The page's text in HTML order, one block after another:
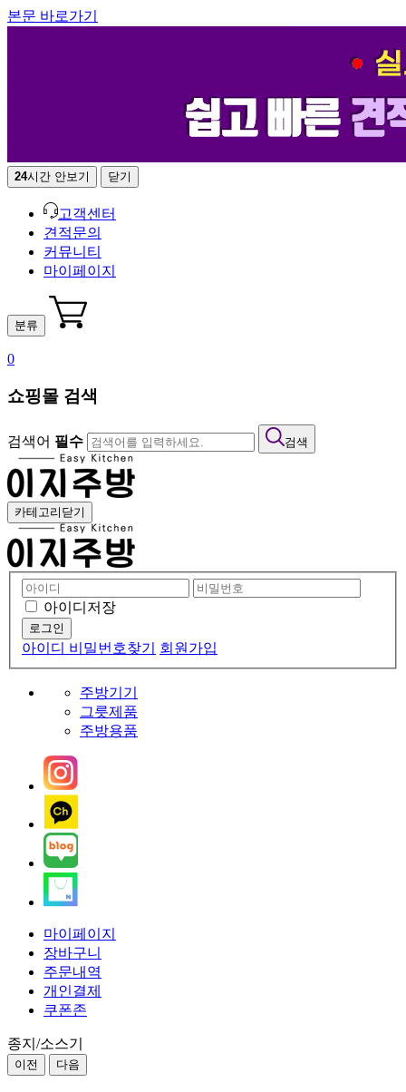
본문 바로가기
24시간 안보기 닫기
고객센터
견적문의
커뮤니티
마이페이지
분류
0
쇼핑몰 검색
검색어 필수 검색
카테고리닫기
아이디저장
아이디 비밀번호찾기 회원가입
주방기기
그릇제품
주방용품
마이페이지
장바구니
주문내역
개인결제
쿠폰존
종지/소스기
이전 다음